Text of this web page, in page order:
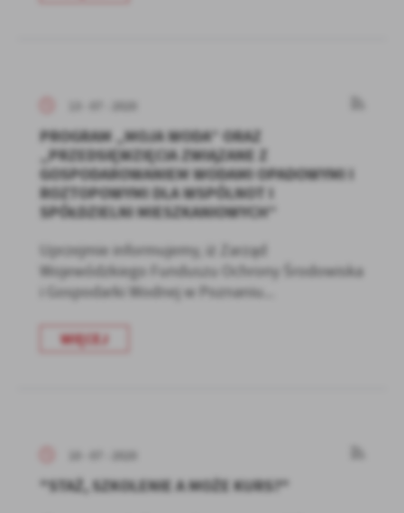
PROGRAM „MOJA WODA” ORAZ
„PRZEDSIĘWZIĘCIA ZWIĄZANE Z
GOSPODAROWANIEM WODAMI OPADOWYMI I
ROZTOPOWYMI DLA WSPÓLNOT I
SPÓŁDZIELNI MIESZKANIOWYCH”
Uprzejmie informujemy, iż Zarząd
Wojewódzkiego Funduszu Ochrony Środowiska
i Gospodarki Wodnej w Poznaniu...
WIĘCEJ
"STAŻ, SZKOLENIE A MOŻE KURS?"